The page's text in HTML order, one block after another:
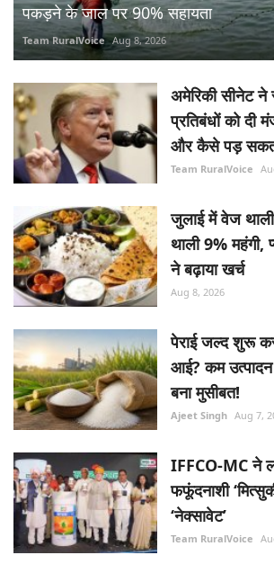
पकड़ने के जाल पर 90% सहायता
Team RuralVoice Aug 8, 2026
अमेरिकी सीनेट
प्रतिबंधों को दी
और कैसे पड़
Team RuralVoice
जुलाई में वेज
थाली 9%
ने बढ़ाया खर्च
Aug 8, 2026
पेराई जल्द शुरू
आई? कम उत्पादन
बना मुसीबत!
Ajeet Singh Aug 7,
IFFCO-MC ने
फफूंदनाशी
‘नेक्सावेट’
Team RuralVoice